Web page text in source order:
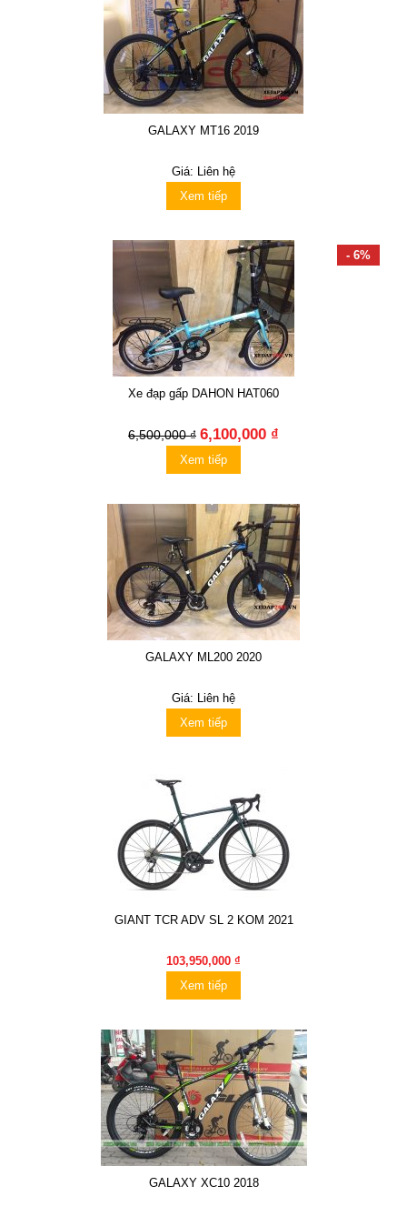
GALAXY MT16 2019
Giá: Liên hệ
Xem tiếp
- 6%
Xe đạp gấp DAHON HAT060
6,500,000 ₫ 6,100,000 ₫
Xem tiếp
GALAXY ML200 2020
Giá: Liên hệ
Xem tiếp
GIANT TCR ADV SL 2 KOM 2021
103,950,000 ₫
Xem tiếp
GALAXY XC10 2018